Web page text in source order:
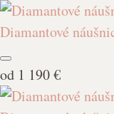
Diamantové
od 1 190 €